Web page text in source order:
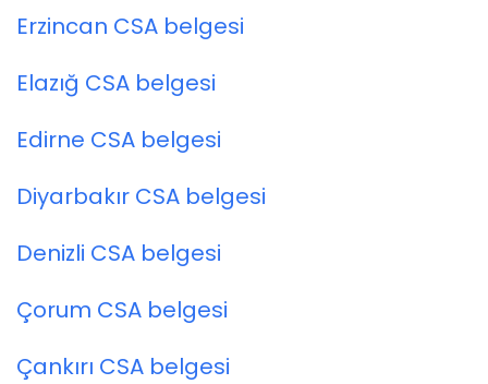
Erzincan CSA belgesi
Elazığ CSA belgesi
Edirne CSA belgesi
Diyarbakır CSA belgesi
Denizli CSA belgesi
Çorum CSA belgesi
Çankırı CSA belgesi